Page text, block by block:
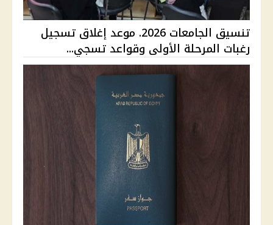
تنسيق الجامعات 2026. موعد إغلاق تسجيل
رغبات المرحلة الأولى وقواعد تسجي...